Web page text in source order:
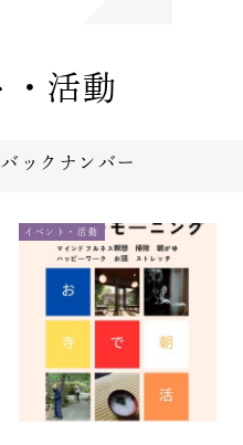
・活動
イベント・活動
ックナンバー